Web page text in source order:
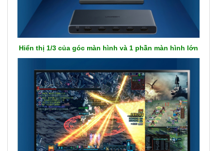
Hiển thị 1/3 của góc màn hình và 1 phần màn hình lớn